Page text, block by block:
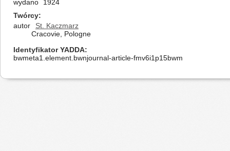
wydano
1924
Twórcy
autor
St. Kaczmarz
Cracovie, Pologne
Identyfikator YADDA
bwmeta1.element.bwnjournal-article-fmv6i1p15bwm